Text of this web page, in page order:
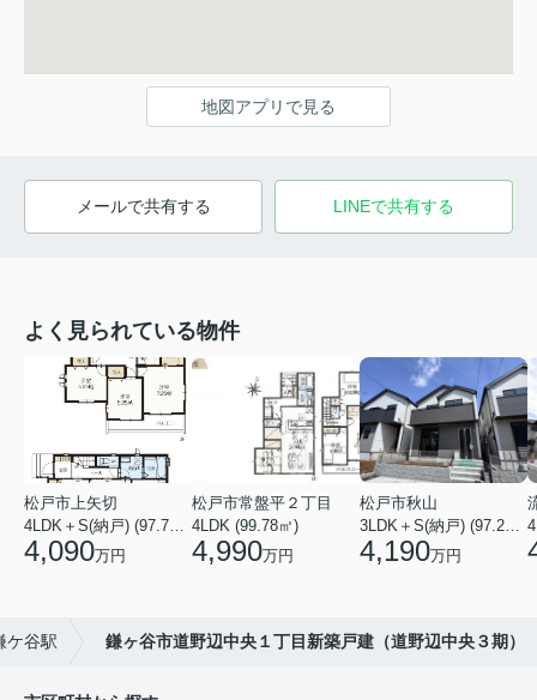
地図アプリで見る
メールで共有する LINEで共有する
よく見られている物件
松戸市上矢切
4LDK＋S(納戸) (97.71㎡)
4,090万円
松戸市常盤平２丁目
4LDK (99.78㎡)
4,990万円
松戸市秋山
3LDK＋S(納戸) (97.29㎡)
4,190万円
ケ谷駅 鎌ヶ谷市道野辺中央１丁目新築戸建（道野辺中央３期）